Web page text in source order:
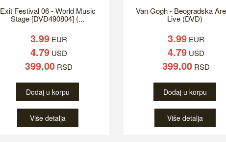
Exit Festival 06 - World Music
Stage [DVD490804] (...
3.99 EUR
4.79 USD
399.00 RSD
Dodaj u korpu
Više detalja
Van Gogh - Beogradska
Live (DVD)
3.99 EUR
4.79 USD
399.00 RSD
Dodaj u korpu
Više detalja